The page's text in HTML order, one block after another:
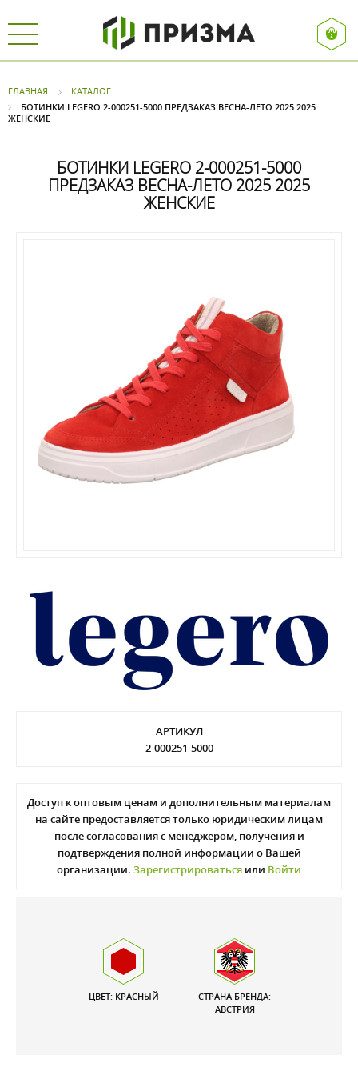
ГЛАВНАЯ
КАТАЛОГ
БОТИНКИ LEGERO 2-000251-5000 ПРЕДЗАКАЗ ВЕСНА-ЛЕТО 2025 2025
ЖЕНСКИЕ
БОТИНКИ LEGERO 2-000251-5000
ПРЕДЗАКАЗ ВЕСНА-ЛЕТО 2025 2025
ЖЕНСКИЕ
АРТИКУЛ
2-000251-5000
Доступ к оптовым ценам и дополнительным материалам
на сайте предоставляется только юридическим лицам
после согласования с менеджером, получения и
подтверждения полной информации о Вашей
организации. Зарегистрироваться или Войти
ЦВЕТ: КРАСНЫЙ
СТРАНА БРЕНДА:
АВСТРИЯ